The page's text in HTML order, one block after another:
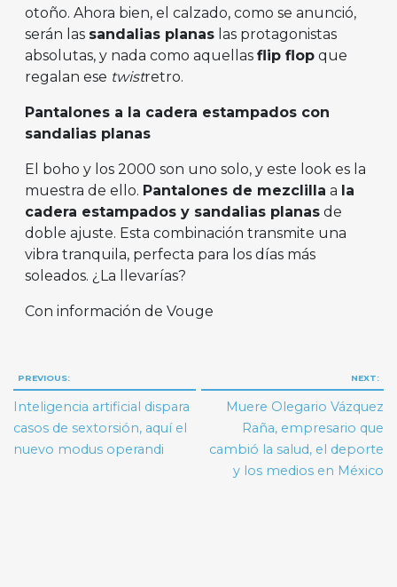
otoño. Ahora bien, el calzado, como se anunció,
serán las sandalias planas las protagonistas
absolutas, y nada como aquellas flip flop que
regalan ese twistretro.
Pantalones a la cadera estampados con
sandalias planas
El boho y los 2000 son uno solo, y este look es la
muestra de ello. Pantalones de mezclilla a la
cadera estampados y sandalias planas de
doble ajuste. Esta combinación transmite una
vibra tranquila, perfecta para los días más
soleados. ¿La llevarías?
Con información de Vouge
Navegación
de
entradas
PREVIOUS:
Inteligencia artificial dispara
casos de sextorsión, aquí el
nuevo modus operandi
NEXT:
Muere Olegario Vázquez
Raña, empresario que
cambió la salud, el deporte
y los medios en México